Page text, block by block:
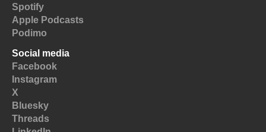
Spotify
Apple Podcasts
Podimo
Social media
Facebook
Instagram
X
Bluesky
Threads